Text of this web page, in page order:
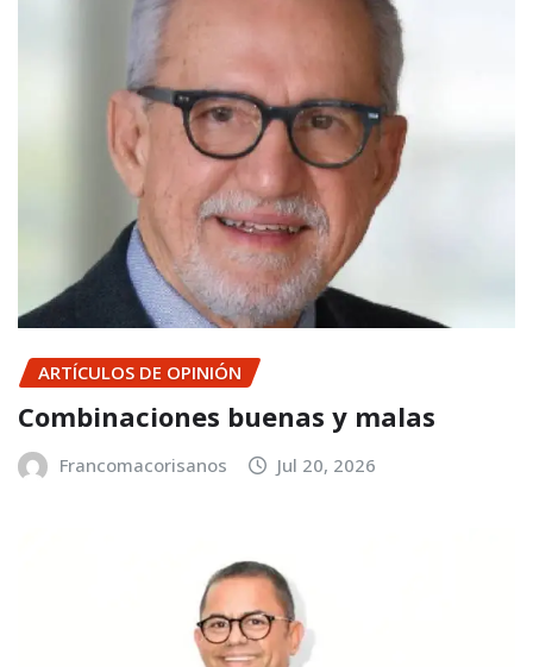
ARTÍCULOS DE OPINIÓN
Combinaciones buenas y malas
Francomacorisanos Jul 20, 2026